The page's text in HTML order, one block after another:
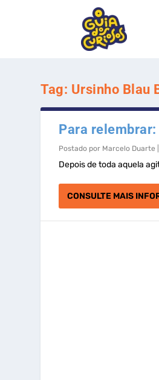
Tag: Ursinho Blau
Para relembrar:
Postado por Marcelo Duarte
Depois de toda aquela
CONSULTE MAIS